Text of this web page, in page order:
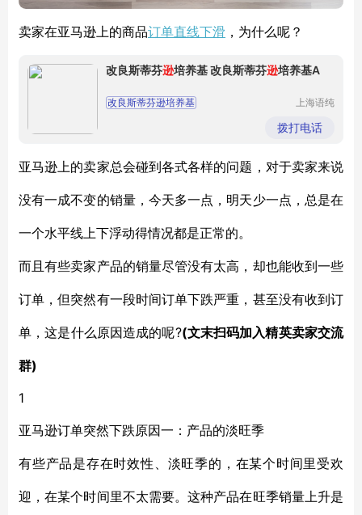
卖家在亚马逊上的商品订单直线下滑 ，为什么呢？
改良斯蒂芬逊培养基 改良斯蒂芬逊培养基A
改良斯蒂芬逊培养基
上海语纯
有限公司
拨打电话
亚马逊上的卖家总会碰到各式各样的问题，对于卖家来说
没有一成不变的销量，今天多一点，明天少一点，总是在
一个水平线上下浮动得情况都是正常的。
而且有些卖家产品的销量尽管没有太高，却也能收到一些
订单，但突然有一段时间订单下跌严重，甚至没有收到订
单，这是什么原因造成的呢?(文末扫码加入精英卖家交流
群)
1
亚马逊订单突然下跌原因一：产品的淡旺季
有些产品是存在时效性、淡旺季的，在某个时间里受欢
迎，在某个时间里不太需要。这种产品在旺季销量上升是